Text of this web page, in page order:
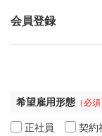
会員登録
希望雇用形態 （必須
正社員 契約